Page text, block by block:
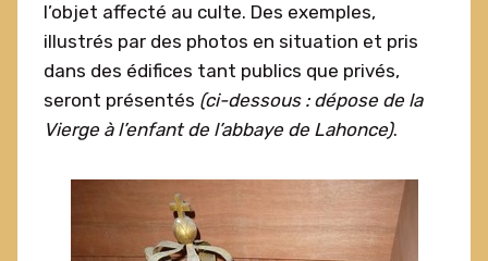
l’objet affecté au culte. Des exemples,
illustrés par des photos en situation et pris
dans des édifices tant publics que privés,
seront présentés (ci-dessous : dépose de la
Vierge à l’enfant de l’abbaye de Lahonce).